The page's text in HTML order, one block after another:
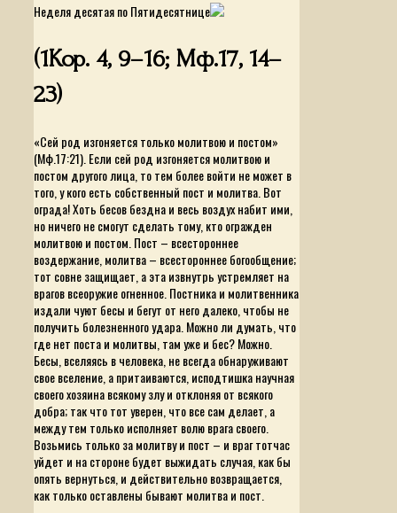
Неделя десятая по Пятидесятнице
(1Кор. 4, 9–16; Мф.17, 14–
23)
«Сей род изгоняется только молитвою и постом»
(Мф.17:21). Если сей род изгоняется молитвою и
постом другого лица, то тем более войти не может в
того, у кого есть собственный пост и молитва. Вот
ограда! Хоть бесов бездна и весь воздух набит ими,
но ничего не смогут сделать тому, кто огражден
молитвою и постом. Пост – всестороннее
воздержание, молитва – всестороннее богообщение;
тот совне защищает, а эта извнутрь устремляет на
врагов всеоружие огненное. Постника и молитвенника
издали чуют бесы и бегут от него далеко, чтобы не
получить болезненного удара. Можно ли думать, что
где нет поста и молитвы, там уже и бес? Можно.
Бесы, вселяясь в человека, не всегда обнаруживают
свое вселение, а притаиваются, исподтишка научная
своего хозяина всякому злу и отклоняя от всякого
добра; так что тот уверен, что все сам делает, а
между тем только исполняет волю врага своего.
Возьмись только за молитву и пост – и враг тотчас
уйдет и на стороне будет выжидать случая, как бы
опять вернуться, и действительно возвращается,
как только оставлены бывают молитва и пост.